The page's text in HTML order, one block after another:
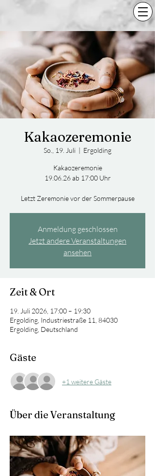
Kakaozeremonie
So., 19. Juli
  |
Ergolding
Kakaozeremonie
19.06.26 ab 17:00 Uhr
Letzt Zeremonie vor der Sommerpause
Anmeldung geschlossen
Jetzt andere Veranstaltungen
ansehen
Zeit & Ort
19. Juli 2026, 17:00 – 19:30
Ergolding, Industriestraße 11, 84030
Ergolding, Deutschland
Gäste
+1 weitere Gäste
Über die Veranstaltung